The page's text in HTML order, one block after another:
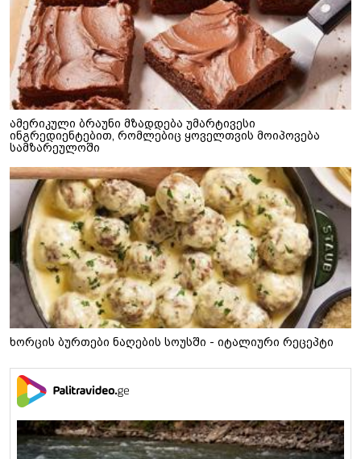
ამერიკული ბრაუნი მზადდება უმარტივესი
ინგრედიენტებით, რომლებიც ყოველთვის მოიპოვება
სამზარეულოში
ხორცის ბურთები ნაღების სოუსში - იტალიური რეცეპტი